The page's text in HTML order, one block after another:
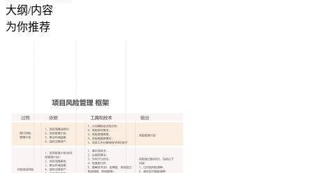
大纲/内容
为你推荐